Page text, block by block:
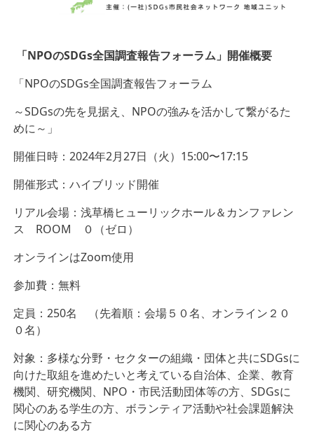
「NPOのSDGs全国調査報告フォーラム」開催概要
「NPOのSDGs全国調査報告フォーラム
～SDGsの先を見据え、NPOの強みを活かして繋がるた
めに～」
開催日時：2024年2月27日（火）15:00〜17:15
開催形式：ハイブリッド開催
リアル会場：浅草橋ヒューリックホール＆カンファレン
ス ROOM ０（ゼロ）
オンラインはZoom使用
参加費：無料
定員：250名 （先着順：会場５０名、オンライン２０
０名）
対象：多様な分野・セクターの組織・団体と共にSDGsに
向けた取組を進めたいと考えている自治体、企業、教育
機関、研究機関、NPO・市民活動団体等の方、SDGsに
関心のある学生の方、ボランティア活動や社会課題解決
に関心のある方